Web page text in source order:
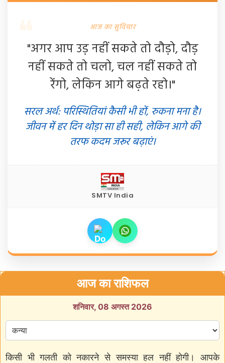
आज का सुविचार
"अगर आप उड़ नहीं सकते तो दौड़ो, दौड़
नहीं सकते तो चलो, चल नहीं सकते तो
रेंगो, लेकिन आगे बढ़ते रहो।"
सरल अर्थ: परिस्थितियां कैसी भी हों, रुकना मना है।
जीवन में हर दिन थोड़ा सा ही सही, लेकिन आगे की
तरफ कदम जरूर बढ़ाएं।
SMTV India
आज का राशिफल
शनिवार, 08 अगस्त 2026
किसी भी गलती को नकारने से समस्या हल नहीं होगी। आपके